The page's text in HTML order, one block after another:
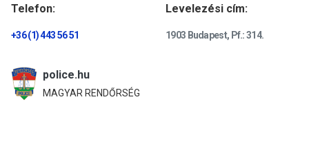
Telefon:
+36 (1) 443 56 51
Levelezési cím:
1903 Budapest, Pf.: 314.
police.hu
MAGYAR RENDŐRSÉG